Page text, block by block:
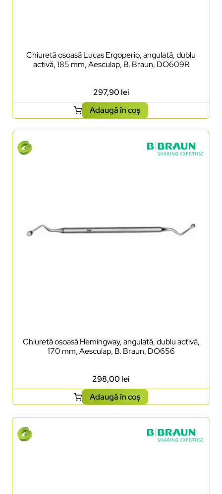
Chiuretă osoasă Lucas Ergoperio, angulată, dublu
activă, 185 mm, Aesculap, B. Braun, DO609R
297,90 lei
Adaugă în coș
Chiuretă osoasă Hemingway, angulată, dublu activă,
170 mm, Aesculap, B. Braun, DO656
298,00 lei
Adaugă în coș